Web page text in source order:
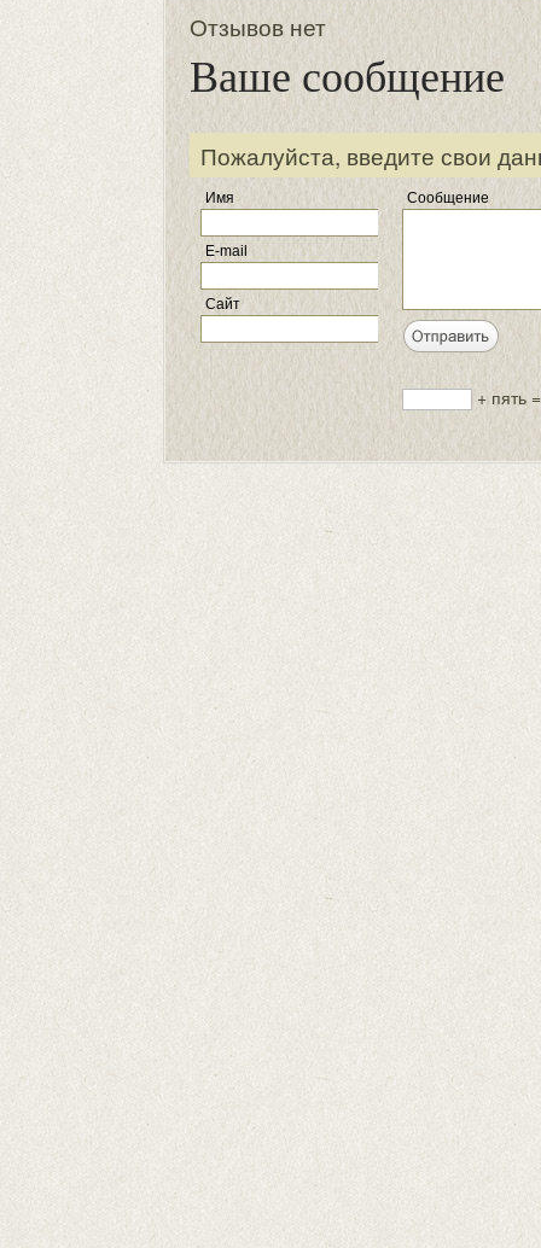
Отзывов нет
Ваше сообщение
Пожалуйста, введите свои
Имя
E-mail
Сайт
Сообщение
+ пять